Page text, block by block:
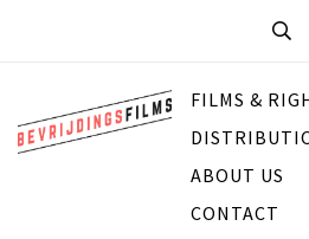
FILMS &
ABOUT US
CONTACT